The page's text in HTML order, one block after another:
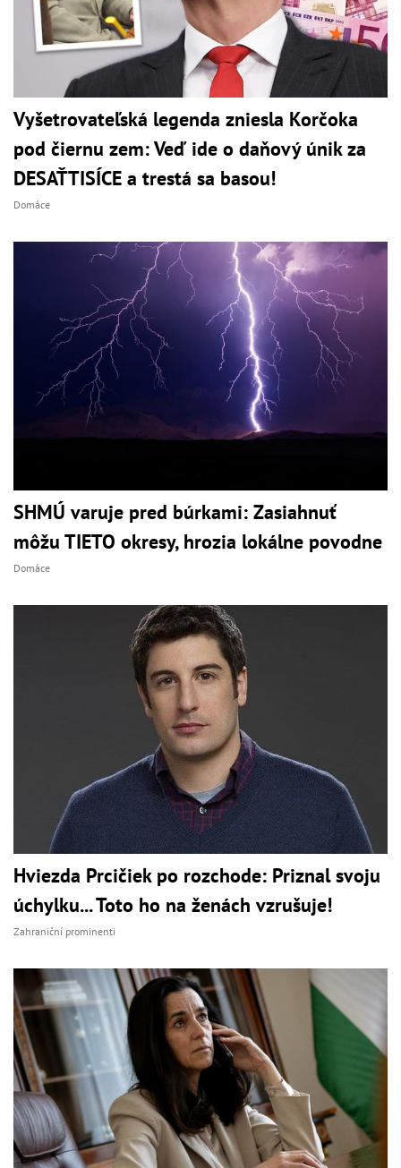
Vyšetrovateľská legenda zniesla Korčoka
pod čiernu zem: Veď ide o daňový únik za
DESAŤTISÍCE a trestá sa basou!
Domáce
SHMÚ varuje pred búrkami: Zasiahnuť
môžu TIETO okresy, hrozia lokálne povodne
Domáce
Hviezda Prcičiek po rozchode: Priznal svoju
úchylku... Toto ho na ženách vzrušuje!
Zahraniční prominenti